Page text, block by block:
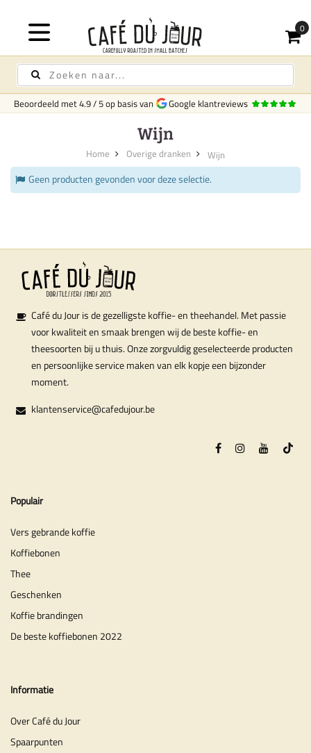
Beoordeeld met4.9/5op basis van Google klantreviews
Wijn
Home Overige dranken Wijn
Geen producten gevonden voor deze selectie.
Café du Jour is de gezelligste koffie- en theehandel. Met passie
voor kwaliteit en smaak brengen wij de beste koffie- en
theesoorten bij u thuis. Onze zorgvuldig geselecteerde producten
en persoonlijke service maken van elk kopje een bijzonder
moment.
klantenservice@cafedujour.be
Populair
Vers gebrande koffie
Koffiebonen
Thee
Geschenken
Koffie brandingen
De beste koffiebonen 2022
Informatie
Over Café du Jour
Spaarpunten